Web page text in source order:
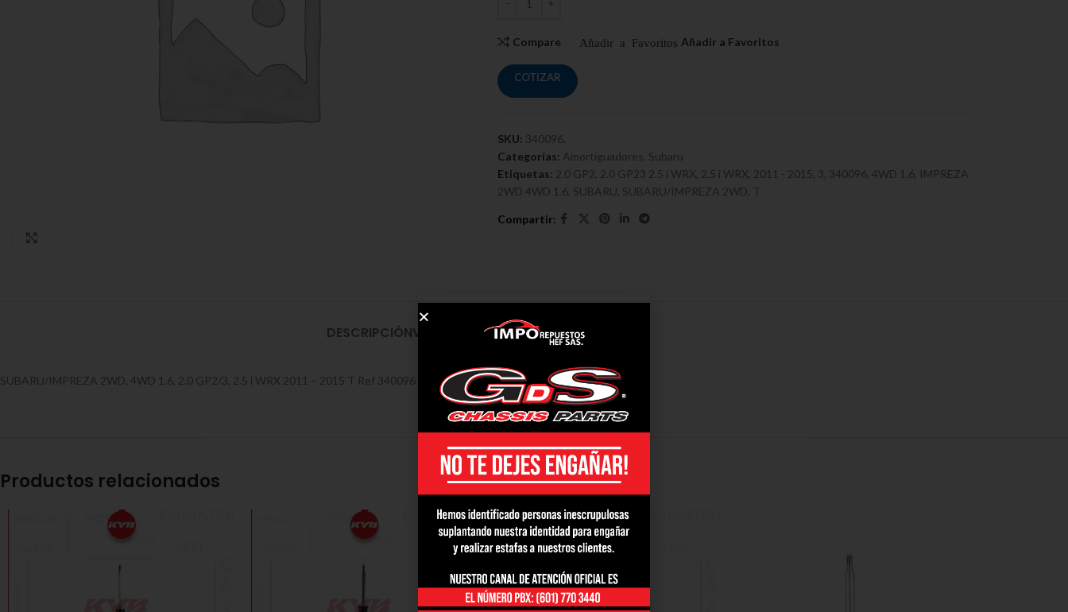
Compare
COTIZAR
SKU: 340096.
Categorías: Amortiguadores Subaru
Etiquetas: 2.0 GP2 2.0 GP23 2.5 i WRX 2.5 i WRX 2011 - 2015 3 340096, 4WD 1.6, IMPREZA
2WD 4WD 1.6, SUBARU SUBARU/IMPREZA 2WD T
DESCRIPCIÓNVALORACIONES (0)ENVÍO Y ENTREGA
SUBARU/IMPREZA 2WD, 4WD 1.6, 2.0 GP2/3, 2.5 i WRX 2011 – 2015 T Ref 340096
Productos relacionados